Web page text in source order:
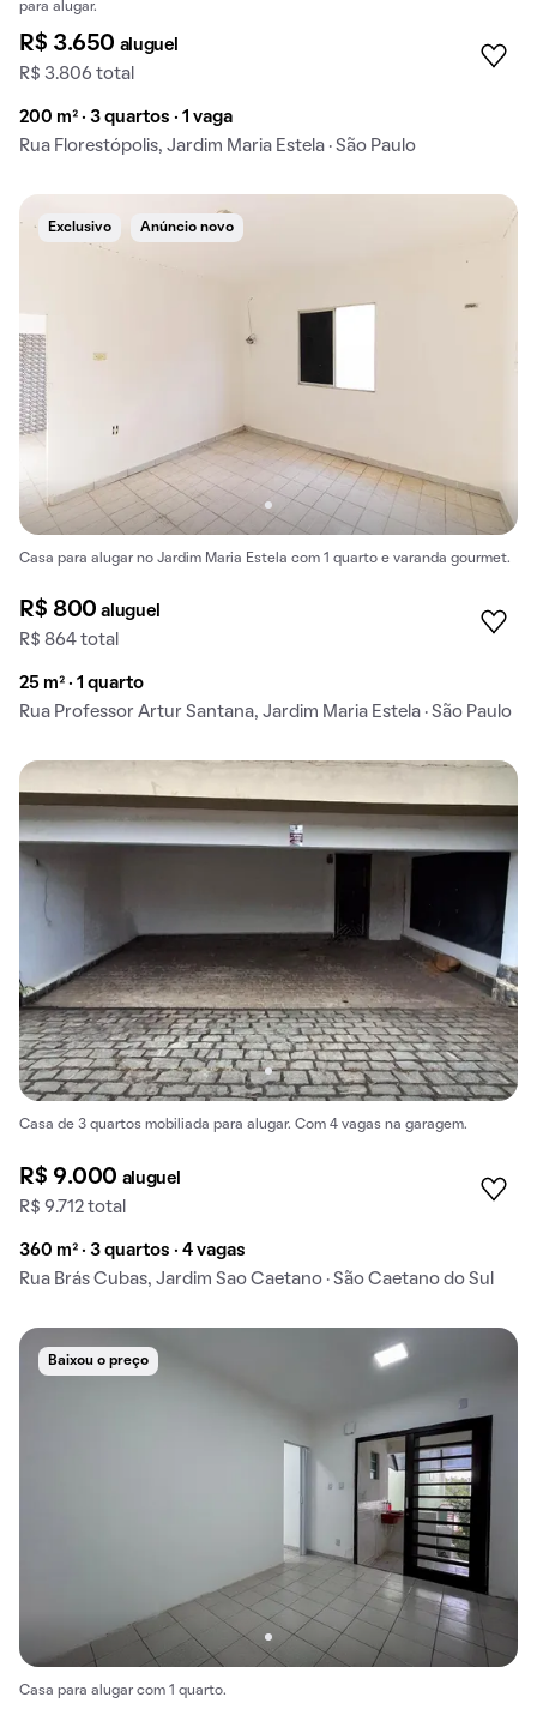
para alugar.
R$ 3.650 aluguel
R$ 3.806 total
200 m² · 3 quartos · 1 vaga
Rua Florestópolis, Jardim Maria Estela · São Paulo
Exclusivo Anúncio novo
Casa para alugar no Jardim Maria Estela com 1 quarto e varanda gourmet.
R$ 800aluguel
R$ 864 total
25 m² · 1 quarto
Rua Professor Artur Santana, Jardim Maria Estela · São Paulo
Casa de 3 quartos mobiliada para alugar. Com 4 vagas na garagem.
R$ 9.000 aluguel
R$ 9.712 total
360 m² · 3 quartos · 4 vagas
Rua Brás Cubas, Jardim Sao Caetano · São Caetano do Sul
Baixou o preço
Casa para alugar com 1 quarto.